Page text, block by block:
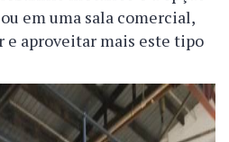
em uma sala comercial,
e aproveitar mais este tipo